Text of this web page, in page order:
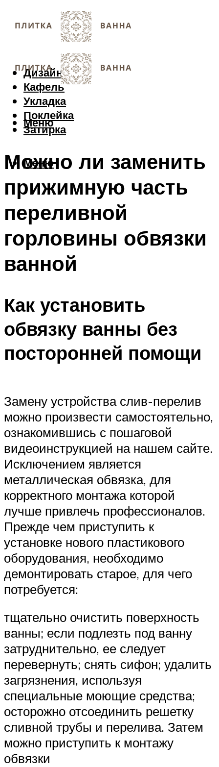
Дизайн
Кафель
Укладка
Поклейка
Затирка
Меню
Меню
Можно ли заменить
прижимную часть
переливной
горловины обвязки
ванной
Как установить
обвязку ванны без
посторонней помощи
Замену устройства слив-перелив
можно произвести самостоятельно,
ознакомившись с пошаговой
видеоинструкцией на нашем сайте.
Исключением является
металлическая обвязка, для
корректного монтажа которой
лучше привлечь профессионалов.
Прежде чем приступить к
установке нового пластикового
оборудования, необходимо
демонтировать старое, для чего
потребуется:
тщательно очистить поверхность
ванны; если подлезть под ванну
затруднительно, ее следует
перевернуть; снять сифон; удалить
загрязнения, используя
специальные моющие средства;
осторожно отсоединить решетку
сливной трубы и перелива. Затем
можно приступить к монтажу
обвязки